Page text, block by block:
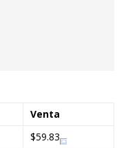
Venta
$59.83